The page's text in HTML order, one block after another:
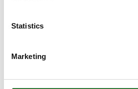
Statistics
Marketing